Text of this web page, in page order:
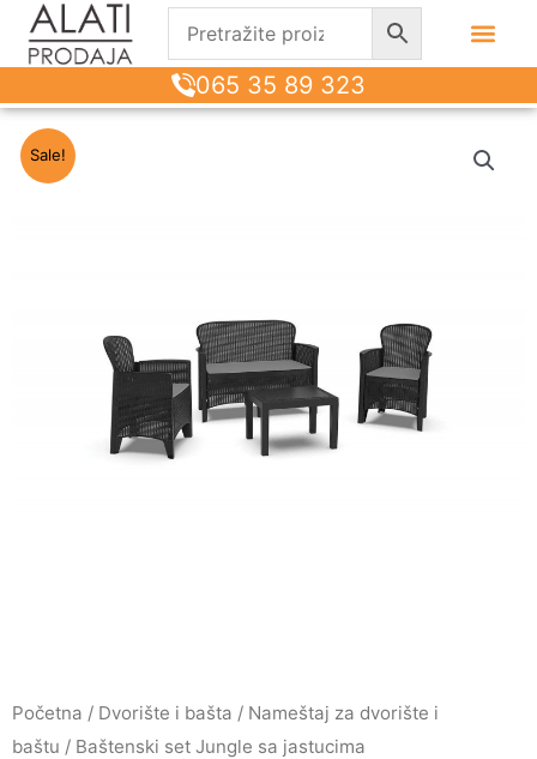
065 35 89 323
Sale!
Početna / Dvorište i bašta / Nameštaj za dvorište i
baštu / Baštenski set Jungle sa jastucima